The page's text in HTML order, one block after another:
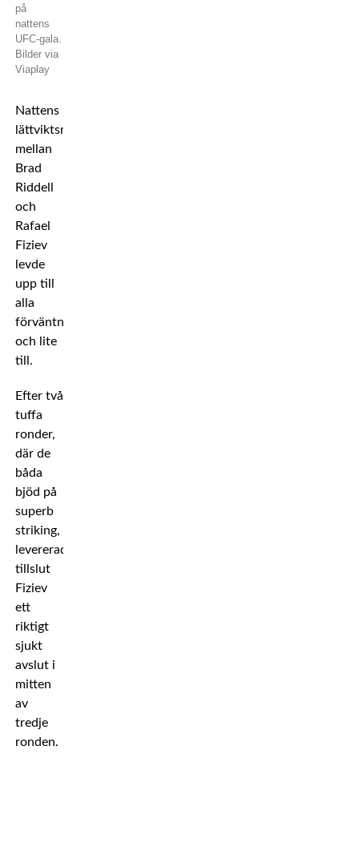
på
nattens
UFC-gala.
Bilder via
Viaplay
Nattens
lättviktsmöte
mellan
Brad
Riddell
och
Rafael
Fiziev
levde
upp till
alla
förväntningar
och lite
till.
Efter två
tuffa
ronder,
där de
båda
bjöd på
superb
striking,
levererade
tillslut
Fiziev
ett
riktigt
sjukt
avslut i
mitten
av
tredje
ronden.